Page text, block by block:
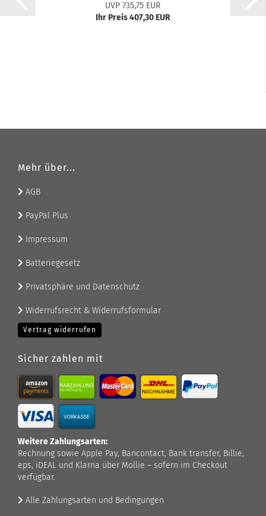
UVP 735,75 EUR
Ihr Preis 407,30 EUR
Mehr über...
AGB
PayPal Plus
Impressum
Batteriegesetz
Privatsphäre und Datenschutz
Widerrufsrecht & Widerrufsformular
Vertrag widerrufen
Sicher zahlen mit
Weitere Zahlungsarten:
Rechnung sowie Apple Pay, Bancontact, Bank transfer, Billie,
eps, iDEAL und Klarna über Mollie – sofern im Checkout
verfügbar.
Alle Zahlungsarten und Bedingungen